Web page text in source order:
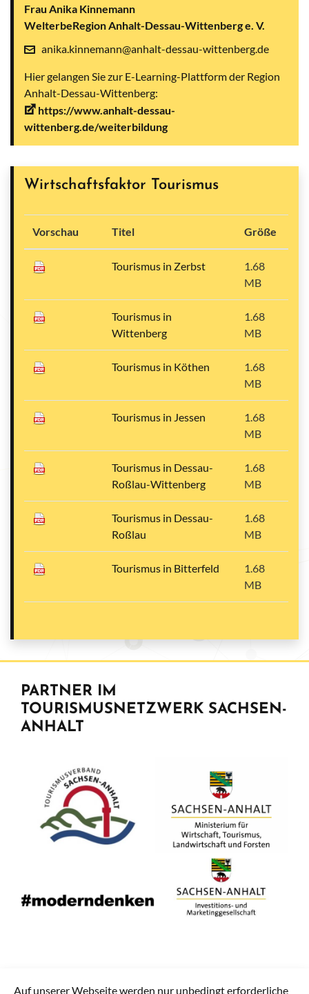
Auf unserer Webseite werden nur unbedingt erforderliche
Frau Anika Kinnemann
WelterbeRegion Anhalt-Dessau-Wittenberg e. V.
anika.kinnemann@anhalt-dessau-wittenberg.de
Hier gelangen Sie zur E-Learning-Plattform der Region
Anhalt-Dessau-Wittenberg:
https://www.anhalt-dessau-
wittenberg.de/weiterbildung
Wirtschaftsfaktor Tourismus
Vorschau Titel Größe
Tourismus in Zerbst
1.68
MB
Tourismus in
Wittenberg
1.68
MB
Tourismus in Köthen
1.68
MB
Tourismus in Jessen
1.68
MB
Tourismus in Dessau-
Roßlau-Wittenberg
1.68
MB
Tourismus in Dessau-
Roßlau
1.68
MB
Tourismus in Bitterfeld
1.68
MB
PARTNER IM
TOURISMUSNETZWERK SACHSEN-
ANHALT